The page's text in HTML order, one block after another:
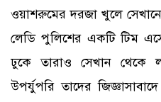
ওয়াশরুমের দরজা খুলে
লেডি পুলিশের একটি টিম
ঢুকে তারাও সেখান থেকে
উপর্যুপরি তাদের